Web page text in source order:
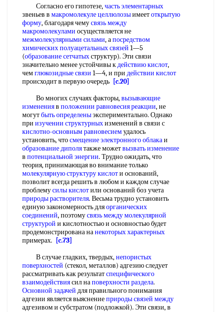
Согласно его гипотезе,часть элементарных
звеньев в макромолекуле целлюлозыимеетоткрытую
форму, благодаря чемусвязь между
макромолекулами осуществляется не
межмолекулярными силами, апосредством
химическихполуацетальных связей 1—5
(образование сетчатыхструктур). Эти связи
значительно менее устойчивы кдействию кислот,
чемглюкозидные связи 1—4, и при действии кислот
происходит в первую очередь [c.20]
Во многих случаях факторы,вызывающие
измененияв положении равновесия реакции, не
могутбыть определеныэкспериментально. Однако
при изучении структурныхизменений в связи с
кислотно-основным равновесиемудалось
установить, чтосмещение электронного облакаи
образование диполятакже можетвызвать изменение
в потенциальной энергии. Трудно ожидать, что
теория, принимающая во внимание только
молекулярную структуру кислоти оснований,
позволит всегда решить в любом и каждом случае
проблемусилы кислотили оснований боз учета
природы растворителя. Весьма трудно установить
единую закономерность дляорганических
соединений, поэтомусвязь междумолекулярной
структурой и кислотностью и основностью будет
продемонстрирована нанекоторых характерных
примерах.
[c.73]
В случае гладких, твердых,непористых
поверхностей (стекол, металлов) адгезию следует
рассматривать как результатспецифического
взаимодействиясил наповерхности раздела.
Основной задачей для правильного понимания
адгезии является выяснениеприроды связей между
адгезивом и субстратом (подложкой). Эти связи, в